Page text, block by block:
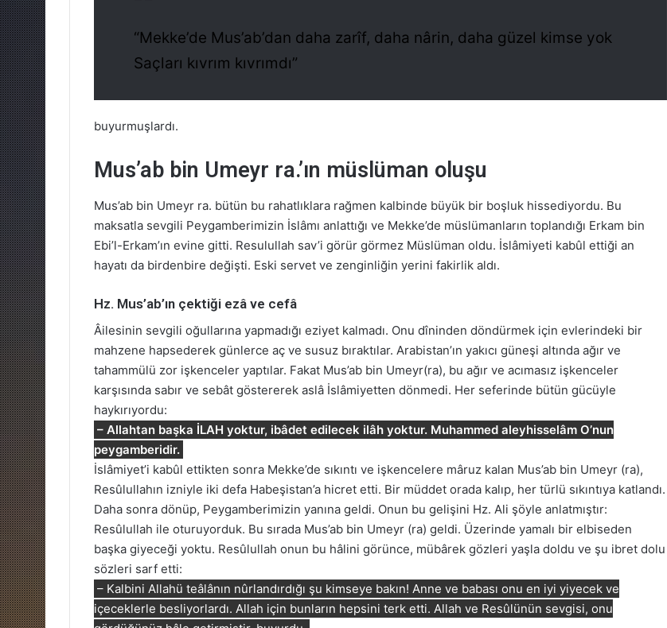
“Mekke’de Mus’ab’dan daha zarîf, daha nârin, daha güzel kimse yok
Saçları kıvrım kıvrımdı”
buyurmuşlardı.
Mus’ab bin Umeyr ra.’ın müslüman oluşu
Mus’ab bin Umeyr ra. bütün bu rahatlıklara rağmen kalbinde büyük bir boşluk hissediyordu. Bu
maksatla sevgili Peygamberimizin İslâmı anlattığı ve Mekke’de müslümanların toplandığı Erkam bin
Ebi’l-Erkam’ın evine gitti. Resulullah sav’i görür görmez Müslüman oldu. İslâmiyeti kabûl ettiği an
hayatı da birdenbire değişti. Eski servet ve zenginliğin yerini fakirlik aldı.
Hz. Mus’ab’ın çektiği ezâ ve cefâ
Âilesinin sevgili oğullarına yapmadığı eziyet kalmadı. Onu dîninden döndürmek için evlerindeki bir
mahzene hapsederek günlerce aç ve susuz bıraktılar. Arabistan’ın yakıcı güneşi altında ağır ve
tahammülü zor işkenceler yaptılar. Fakat Mus’ab bin Umeyr(ra), bu ağır ve acımasız işkenceler
karşısında sabır ve sebât göstererek aslâ İslâmiyetten dönmedi. Her seferinde bütün gücüyle
haykırıyordu:
– Allahtan başka İLAH yoktur, ibâdet edilecek ilâh yoktur. Muhammed aleyhisselâm O’nun
peygamberidir.
İslâmiyet’i kabûl ettikten sonra Mekke’de sıkıntı ve işkencelere mâruz kalan Mus’ab bin Umeyr (ra),
Resûlullahın izniyle iki defa Habeşistan’a hicret etti. Bir müddet orada kalıp, her türlü sıkıntıya katlandı.
Daha sonra dönüp, Peygamberimizin yanına geldi. Onun bu gelişini Hz. Ali şöyle anlatmıştır:
Resûlullah ile oturuyorduk. Bu sırada Mus’ab bin Umeyr (ra) geldi. Üzerinde yamalı bir elbiseden
başka giyeceği yoktu. Resûlullah onun bu hâlini görünce, mübârek gözleri yaşla doldu ve şu ibret dolu
sözleri sarf etti:
– Kalbini Allahü teâlânın nûrlandırdığı şu kimseye bakın! Anne ve babası onu en iyi yiyecek ve
içeceklerle besliyorlardı. Allah için bunların hepsini terk etti. Allah ve Resûlünün sevgisi, onu